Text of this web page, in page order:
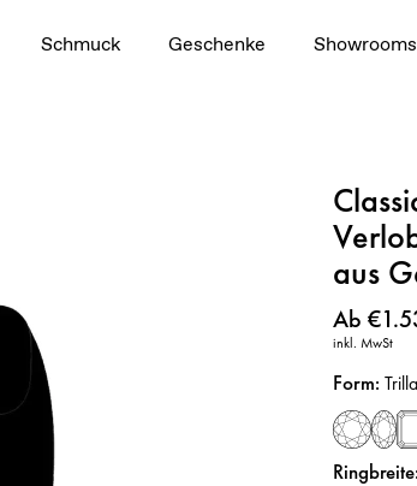
Schmuck Geschenke Showrooms
aus
Preis:
Ab
inkl. MwSt
Form:
Ringbreite: